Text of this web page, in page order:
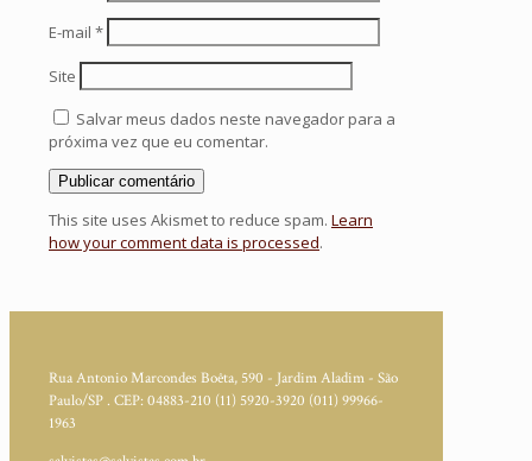
E-mail *
Site
Salvar meus dados neste navegador para a
próxima vez que eu comentar.
This site uses Akismet to reduce spam. Learn
how your comment data is processed.
Rua Antonio Marcondes Boêta, 590 - Jardim Aladim - São
Paulo/SP . CEP: 04883-210 (11) 5920-3920 (011) 99966-
1963